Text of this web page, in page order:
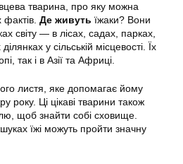
тварина, про яку можна
фактів. Де живуть їжаки? Вони
світу — в лісах, садах, парках,
у сільській місцевості. Їх
так і в Азії та Африці.
листя, яке допомагає йому
року. Ці цікаві тварини також
щоб знайти собі сховище.
їжі можуть пройти значну